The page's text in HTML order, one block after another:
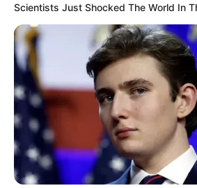
Scientists Just Shocked The World In